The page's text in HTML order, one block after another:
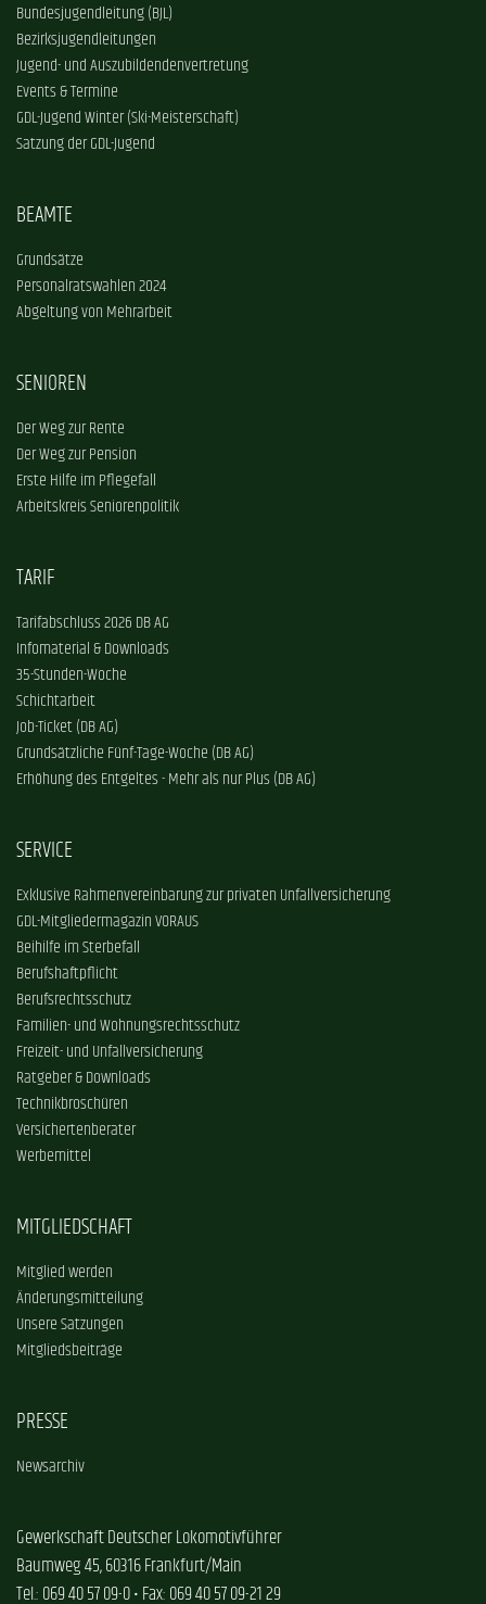
Bundesjugendleitung (BJL)
Bezirksjugendleitungen
Jugend- und Auszubildendenvertretung
Events & Termine
GDL-Jugend Winter (Ski-Meisterschaft)
Satzung der GDL-Jugend
BEAMTE
Grundsätze
Personalratswahlen 2024
Abgeltung von Mehrarbeit
SENIOREN
Der Weg zur Rente
Der Weg zur Pension
Erste Hilfe im Pflegefall
Arbeitskreis Seniorenpolitik
TARIF
Tarifabschluss 2026 DB AG
Infomaterial & Downloads
35-Stunden-Woche
Schichtarbeit
Job-Ticket (DB AG)
Grundsätzliche Fünf-Tage-Woche (DB AG)
Erhöhung des Entgeltes - Mehr als nur Plus (DB AG)
SERVICE
Exklusive Rahmenvereinbarung zur privaten Unfallversicherung
GDL-Mitgliedermagazin VORAUS
Beihilfe im Sterbefall
Berufshaftpflicht
Berufsrechtsschutz
Familien- und Wohnungsrechtsschutz
Freizeit- und Unfallversicherung
Ratgeber & Downloads
Technikbroschüren
Versichertenberater
Werbemittel
MITGLIEDSCHAFT
Mitglied werden
Änderungsmitteilung
Unsere Satzungen
Mitgliedsbeiträge
PRESSE
Newsarchiv
Gewerkschaft Deutscher Lokomotivführer
Baumweg 45, 60316 Frankfurt/Main
Tel.: 069 40 57 09-0 • Fax: 069 40 57 09-21 29